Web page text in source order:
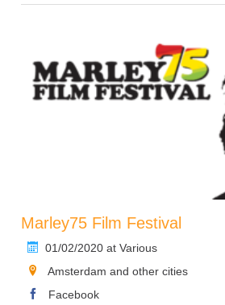
Marley75 Film Festival
01/02/2020 at Various
Amsterdam and other cities
Facebook